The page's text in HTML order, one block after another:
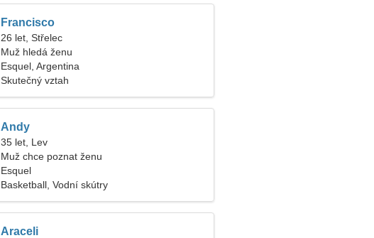
Francisco
26 let, Střelec
Muž hledá ženu
Esquel, Argentina
Skutečný vztah
Andy
35 let, Lev
Muž chce poznat ženu
Esquel
Basketball, Vodní skútry
Araceli